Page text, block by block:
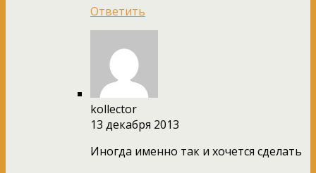
Ответить
kollector
13 декабря 2013
Иногда именно так и хочется сделать